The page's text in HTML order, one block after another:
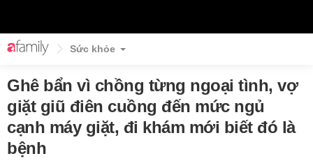
Sức khỏe
Ghê bẩn vì chồng từng ngoại tình, vợ
giặt giũ điên cuồng đến mức ngủ
cạnh máy giặt, đi khám mới biết đó là
bệnh